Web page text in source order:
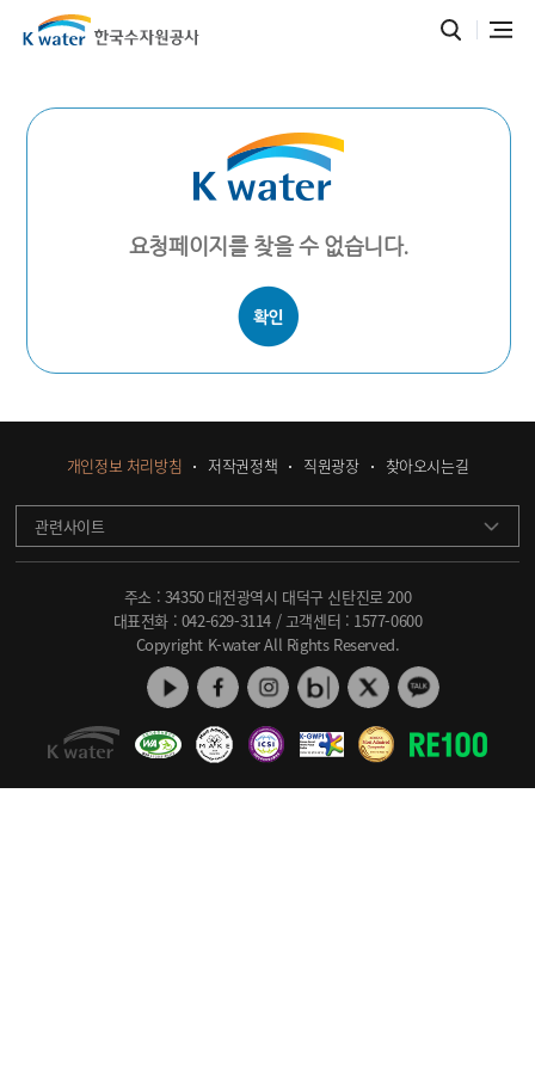
요청페이지를 찾을 수 없습니다.
개인정보 처리방침 저작권정책 직원광장 찾아오시는길
관련사이트
주소 : 34350 대전광역시 대덕구 신탄진로 200
대표전화 : 042-629-3114 / 고객센터 : 1577-0600
Copyright K-water All Rights Reserved.